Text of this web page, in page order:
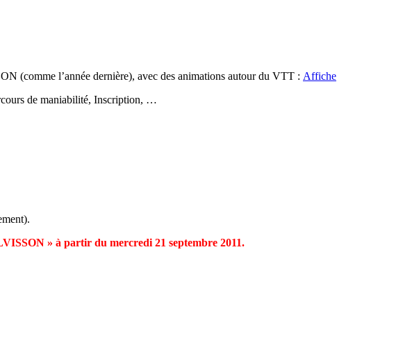
(comme l’année dernière), avec des animations autour du VTT : Affiche
de maniabilité, Inscription, …
» à partir du mercredi 21 septembre 2011.